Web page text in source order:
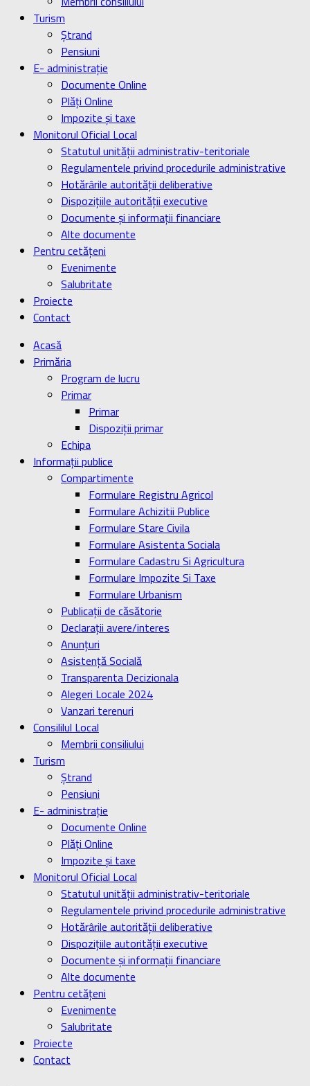
Turism
Ştrand
Pensiuni
E- administrație
Documente Online
Plăți Online
Impozite și taxe
Monitorul Oficial Local
Statutul unității administrativ-teritoriale
Regulamentele privind procedurile administrative
Hotărârile autorității deliberative
Dispozițiile autorității executive
Documente și informații financiare
Alte documente
Pentru cetățeni
Evenimente
Salubritate
Proiecte
Contact
Acasă
Primăria
Program de lucru
Primar
Primar
Dispoziţii primar
Echipa
Informaţii publice
Compartimente
Formulare Registru Agricol
Formulare Achizitii Publice
Formulare Stare Civila
Formulare Asistenta Sociala
Formulare Cadastru Si Agricultura
Formulare Impozite Si Taxe
Formulare Urbanism
Publicaţii de căsătorie
Declaraţii avere/interes
Anunţuri
Asistenţă Socială
Transparenta Decizionala
Alegeri Locale 2024
Vanzari terenuri
Consililul Local
Membrii consiliului
Turism
Ştrand
Pensiuni
E- administrație
Documente Online
Plăți Online
Impozite și taxe
Monitorul Oficial Local
Statutul unității administrativ-teritoriale
Regulamentele privind procedurile administrative
Hotărârile autorității deliberative
Dispozițiile autorității executive
Documente și informații financiare
Alte documente
Pentru cetățeni
Evenimente
Salubritate
Proiecte
Contact